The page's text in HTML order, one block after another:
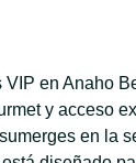
en Anaho
y acceso
en la